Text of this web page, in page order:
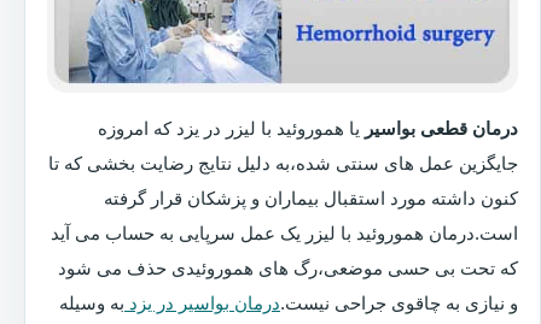
درمان قطعی بواسیر یا هموروئید با لیزر در یزد که امروزه
جایگزین عمل های سنتی شده،به دلیل نتایج رضایت بخشی که تا
کنون داشته مورد استقبال بیماران و پزشکان قرار گرفته
است.درمان هموروئید با لیزر یک عمل سرپایی به حساب می آید
که تحت بی حسی موضعی،رگ های هموروئیدی حذف می شود
و نیازی به چاقوی جراحی نیست.درمان بواسیر در یزد به وسیله